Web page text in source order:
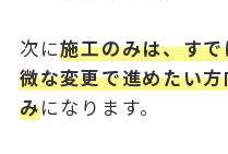
次に施工のみは、す
微な変更で進めたい
みになります。